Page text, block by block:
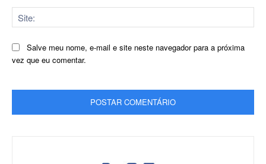
Salve meu nome, e-mail e site neste navegador para a próxima
vez que eu comentar.